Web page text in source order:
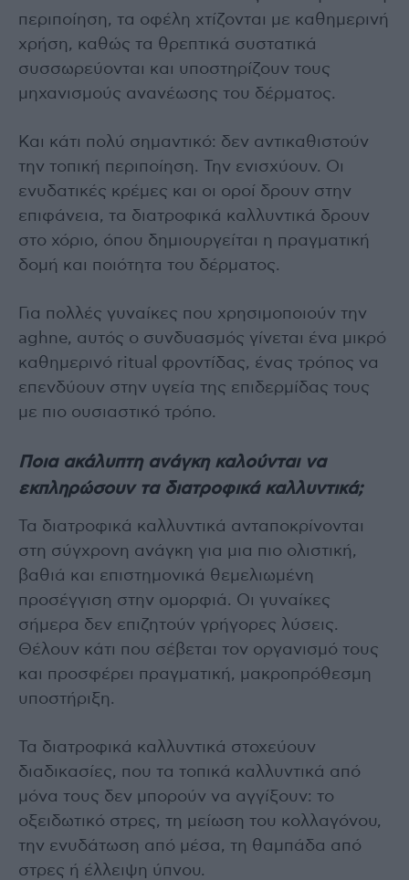
περιποίηση, τα οφέλη χτίζονται με καθημερινή
χρήση, καθώς τα θρεπτικά συστατικά
συσσωρεύονται και υποστηρίζουν τους
μηχανισμούς ανανέωσης του δέρματος.
Και κάτι πολύ σημαντικό: δεν αντικαθιστούν
την τοπική περιποίηση. Την ενισχύουν. Οι
ενυδατικές κρέμες και οι οροί δρουν στην
επιφάνεια, τα διατροφικά καλλυντικά δρουν
στο χόριο, όπου δημιουργείται η πραγματική
δομή και ποιότητα του δέρματος.
Για πολλές γυναίκες που χρησιμοποιούν την
aghne, αυτός ο συνδυασμός γίνεται ένα μικρό
καθημερινό ritual φροντίδας, ένας τρόπος να
επενδύουν στην υγεία της επιδερμίδας τους
με πιο ουσιαστικό τρόπο.
Ποια ακάλυπτη ανάγκη καλούνται να
εκπληρώσουν τα διατροφικά καλλυντικά;
Τα διατροφικά καλλυντικά ανταποκρίνονται
στη σύγχρονη ανάγκη για μια πιο ολιστική,
βαθιά και επιστημονικά θεμελιωμένη
προσέγγιση στην ομορφιά. Οι γυναίκες
σήμερα δεν επιζητούν γρήγορες λύσεις.
Θέλουν κάτι που σέβεται τον οργανισμό τους
και προσφέρει πραγματική, μακροπρόθεσμη
υποστήριξη.
Τα διατροφικά καλλυντικά στοχεύουν
διαδικασίες, που τα τοπικά καλλυντικά από
μόνα τους δεν μπορούν να αγγίξουν: το
οξειδωτικό στρες, τη μείωση του κολλαγόνου,
την ενυδάτωση από μέσα, τη θαμπάδα από
στρες ή έλλειψη ύπνου.